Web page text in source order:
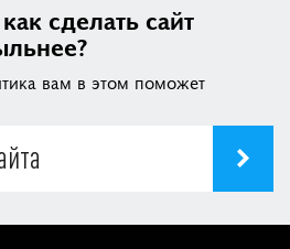
сделать сайт
вам в этом поможет